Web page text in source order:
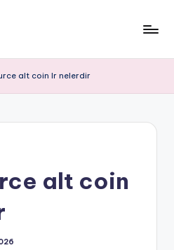
alt coin lr nelerdir
alt coin